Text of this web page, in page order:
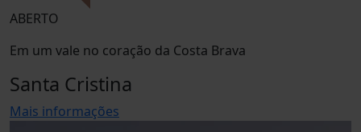
ABERTO
Em um vale no coração da Costa Brava
Santa Cristina
Mais informações